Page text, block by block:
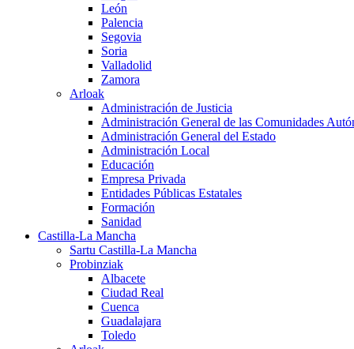
León
Palencia
Segovia
Soria
Valladolid
Zamora
Arloak
Administración de Justicia
Administración General de las Comunidades
Administración General del Estado
Administración Local
Educación
Empresa Privada
Entidades Públicas Estatales
Formación
Sanidad
Castilla-La Mancha
Sartu Castilla-La Mancha
Probinziak
Albacete
Ciudad Real
Cuenca
Guadalajara
Toledo